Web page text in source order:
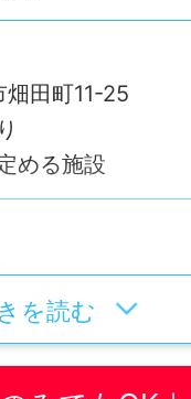
田町11-25
める施設
円
を読む